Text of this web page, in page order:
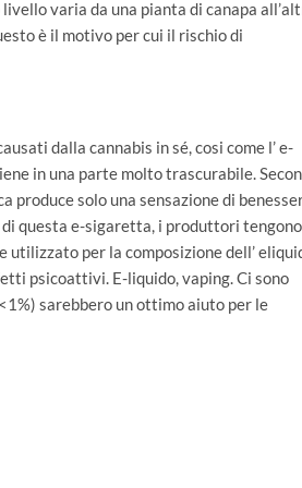
varia da una pianta di canapa
è il motivo per cui il rischio di
dalla cannabis in sé, cosi come l’ e-
in una parte molto trascurabile.
solo una sensazione di
di questa e-sigaretta, i produttori
per la composizione dell’
psicoattivi. E-liquido, vaping. Ci sono
sarebbero un ottimo aiuto per le